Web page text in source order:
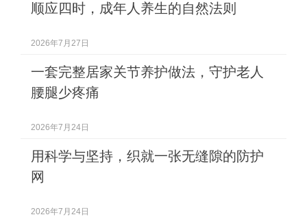
顺应四时，成年人养生的自然法则
2026年7月27日
一套完整居家关节养护做法，守护老人
腰腿少疼痛
2026年7月24日
用科学与坚持，织就一张无缝隙的防护
网
2026年7月24日